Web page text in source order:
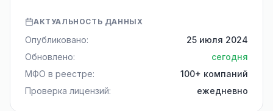
АКТУАЛЬНОСТЬ ДАННЫХ
Опубликовано:
25 июля 2024
Обновлено:
сегодня
МФО в реестре:
100+ компаний
Проверка лицензий:
ежедневно